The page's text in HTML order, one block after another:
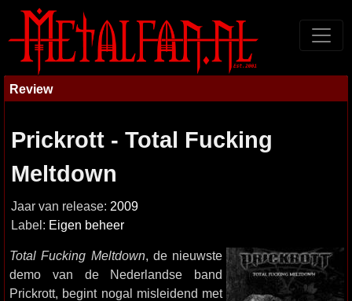
Review
Prickrott - Total Fucking
Meltdown
Jaar van release: 2009
Label: Eigen beheer
Total Fucking Meltdown, de nieuwste
demo van de Nederlandse band
Prickrott, begint nogal misleidend met